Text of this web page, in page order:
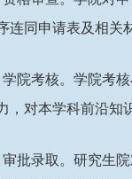
连同申请表及相关
学院考核。学院考
，对本学科前沿知
审批录取。研究生